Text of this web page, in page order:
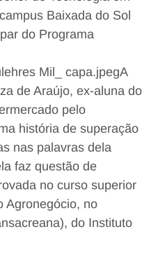
Baixada do Sol
do Programa
A
de Araújo, ex-aluna do
pelo
história de superação
nas palavras dela
faz questão de
no curso superior
Agronegócio, no
do Instituto